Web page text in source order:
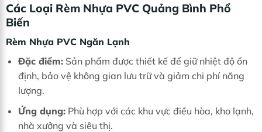
Các Loại Rèm Nhựa PVC Quảng Bình Phổ
Biến
Rèm Nhựa PVC Ngăn Lạnh
Đặc điểm:Sản phẩm được thiết kế để giữ nhiệt độ ổn
định, bảo vệ không gian lưu trữ và giảm chi phí năng
lượng.
Ứng dụng:Phù hợp với các khu vực điều hòa, kho lạnh,
nhà xưởng và siêu thị.